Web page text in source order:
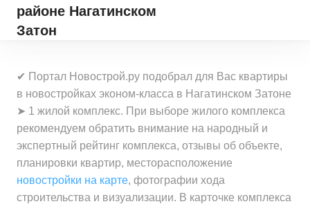
районе Нагатинском
Затон
✔ Портал Новострой.ру подобрал для Вас квартиры
в новостройках эконом-класса в Нагатинском Затоне
➤ 1 жилой комплекс. При выборе жилого комплекса
рекомендуем обратить внимание на народный и
экспертный рейтинг комплекса, отзывы об объекте,
планировки квартир, месторасположение
новостройки на карте, фотографии хода
строительства и визуализации. В карточке комплекса